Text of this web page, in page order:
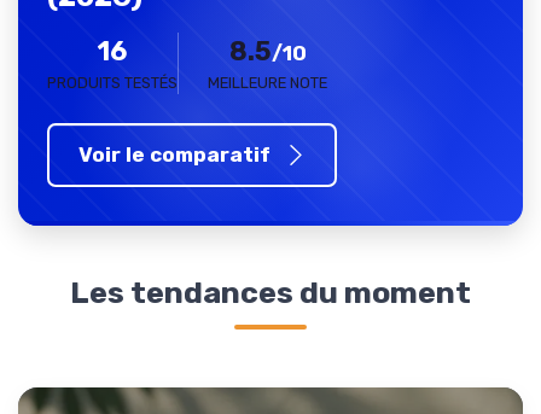
16
PRODUITS TESTÉS
8.5/10
MEILLEURE NOTE
Voir le comparatif
Les tendances du moment